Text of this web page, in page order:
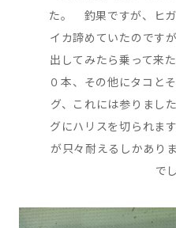
た。 釣果ですが、ヒ
イカ諦めていたのです
出してみたら乗って来
０本、その他にタコと
グ、これには参りまし
グにハリスを切られま
が只々耐えるしかあり
で